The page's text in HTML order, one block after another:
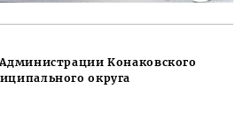
Администрации Конаковского
округа